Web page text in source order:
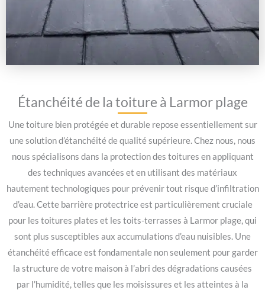
Étanchéité de la toiture à Larmor plage
Une toiture bien protégée et durable repose essentiellement sur
une solution d’étanchéité de qualité supérieure. Chez nous, nous
nous spécialisons dans la protection des toitures en appliquant
des techniques avancées et en utilisant des matériaux
hautement technologiques pour prévenir tout risque d’infiltration
d’eau. Cette barrière protectrice est particulièrement cruciale
pour les toitures plates et les toits-terrasses à Larmor plage, qui
sont plus susceptibles aux accumulations d’eau nuisibles. Une
étanchéité efficace est fondamentale non seulement pour garder
la structure de votre maison à l’abri des dégradations causées
par l’humidité, telles que les moisissures et les atteintes à la